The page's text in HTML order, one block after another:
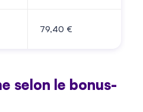
79,40 €
selon le bonus-